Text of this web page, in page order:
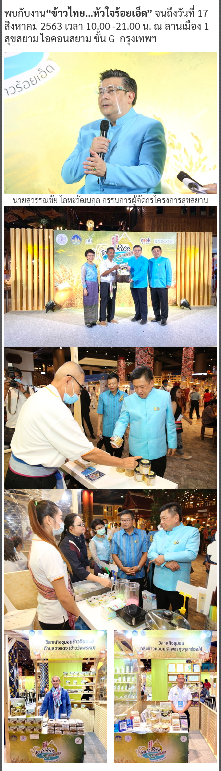
พบกับงาน“ข้าวไทย…หัวใจร้อยเอ็ด” จนถึงวันที่ 17
สิงหาคม 2563 เวลา 10.00 -21.00 น. ณ ลานเมือง 1
สุขสยาม ไอคอนสยาม ชั้น G กรุงเทพฯ
นายสุวรรณชัย โลหะวัฒนกุล กรรมการผู้จัดกรโครงการสุขสยาม